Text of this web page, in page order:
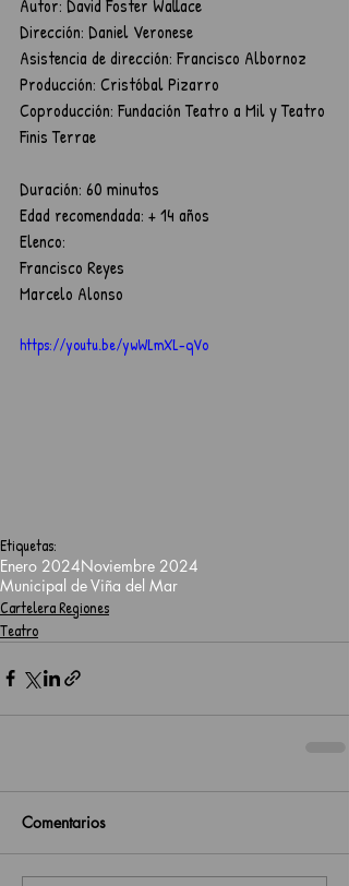
Autor: David Foster Wallace
Dirección: Daniel Veronese
Asistencia de dirección: Francisco Albornoz
Producción: Cristóbal Pizarro
Coproducción: Fundación Teatro a Mil y Teatro
Finis Terrae
Duración: 60 minutos
Edad recomendada: + 14 años
Elenco:
Francisco Reyes
Marcelo Alonso
https://youtu.be/ywWLmXL-qVo
Etiquetas:
Enero 2024Noviembre 2024
Municipal de Viña del Mar
Cartelera Regiones
Teatro
Comentarios